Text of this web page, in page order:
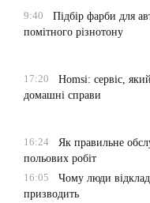
9:40
Підбір фарби для
помітного різнотону
17:20
Homsi: сервіс,
домашні справи
16:24
Як правильне
польових робіт
16:05
Чому люди
призводить